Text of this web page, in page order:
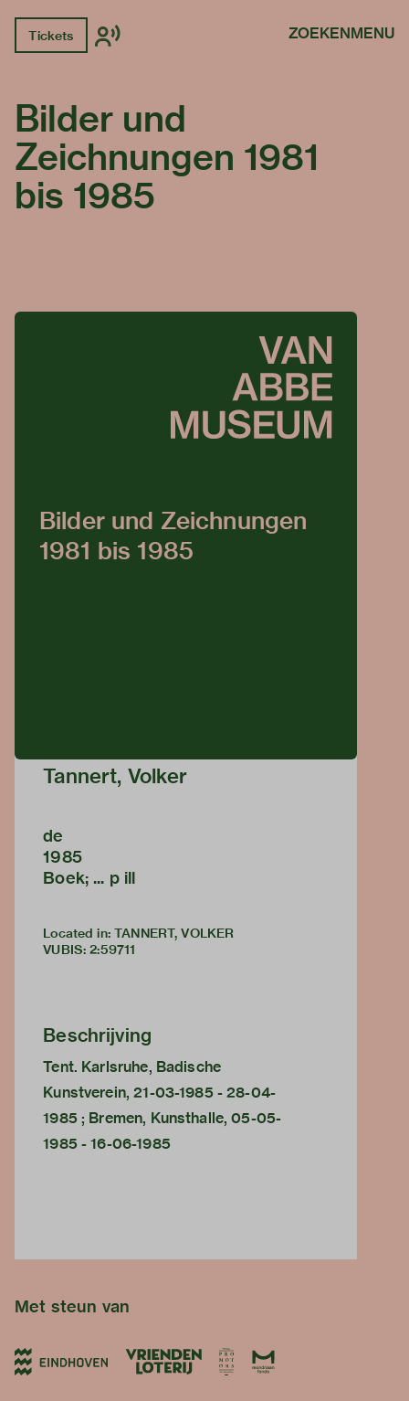
Tickets ZOEKENMENU
Bilder und
Zeichnungen 1981
bis 1985
Bilder und Zeichnungen
1981 bis 1985
Tannert, Volker
de
1985
Boek; ... p ill
Located in: TANNERT, VOLKER
VUBIS: 2:59711
Beschrijving
Tent. Karlsruhe, Badische
Kunstverein, 21-03-1985 - 28-04-
1985 ; Bremen, Kunsthalle, 05-05-
1985 - 16-06-1985
Met steun van